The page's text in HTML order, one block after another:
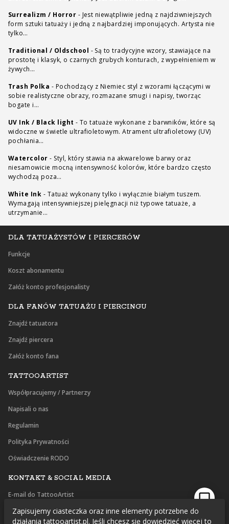
DLA TATUAŻYSTÓW I PIERCERÓW
Funkcje
Koszt abonamentu
Załóż konto profesjonalisty
DLA FANÓW TATUAŻU I PIERCINGU
Znajdź tatuatora
Znajdź piercera
Załóż konto fana
TATTOOARTIST
Współpracujemy / Partnerzy
Napisali o nas
Regulamin
Polityka Prywatności
Oświadczenie RODO
KONTAKT & SOCIAL MEDIA
E-mail do TattooArtist
Facebook
Surrealizm / Horror - Jest niewątpliwie jedną z najdziwniejszych
form sztuki tatuaży i jedną z najbardziej imponujących. Artysta nie
tylko…
Traditional / Oldschool - Są to tradycyjne wzory, stawiające na
prostotę i klasyk, o czarnych grubych konturach, z wypełnieniem w
żywych…
Trash Polka - Pochodzący z Niemiec styl z wzorami łączącymi w
sobie realistyczne obrazy, rozmazane smugi i napisy, tworząc
bogate i…
UV Ink / Black light - To tatuaże wykonane z barwników, które są
widoczne w świetle ultrafioletowym. Atrament ultrafioletowy (UV)
pochłania…
Watercolor - Styl, który stawia na akwarelowe barwy oraz
niesamowicie mocną intensywność kolorów, które bardzo często
wychodzą poza…
White Ink - Tatuaż wykonany tylko i wyłącznie białym tuszem.
Wymagają intensywniejszej pielęgnacji niż typowe tatuaże, a
utrzymanie…
Zapisujemy ciasteczka oraz inne elementy potrzebne do
działania tattooartist.pl. Jeśli chcesz się dowiedzieć więcej to